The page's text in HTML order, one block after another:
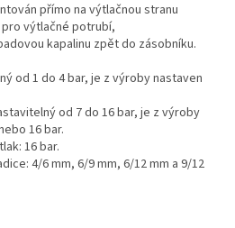
přímo na výtlačnou stranu
výtlačné potrubí,
kapalinu zpět do zásobníku.
od 1 do 4 bar, je z výroby nastaven
od 7 do 16 bar, je z výroby
16 bar.
16 bar.
4/6 mm, 6/9 mm, 6/12 mm a 9/12